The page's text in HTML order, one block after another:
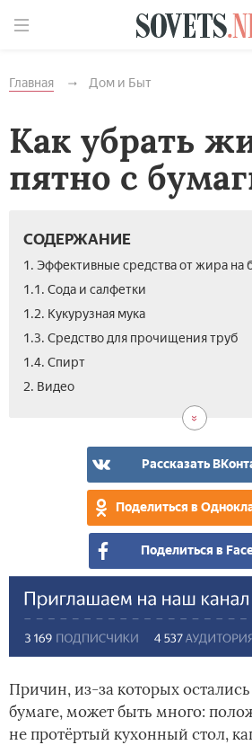
Главная Дом и Быт
Как убрать
пятно с
СОДЕРЖАНИЕ
1. Эффективные средства от жира на
1.1. Сода и салфетки
1.2. Кукурузная мука
1.3. Средство для прочищения труб
1.4. Спирт
2. Видео
Рассказать
Поделиться в
Поделиться в
Причин, из-за которых
бумаге, может быть много:
не протёртый кухонный стол,